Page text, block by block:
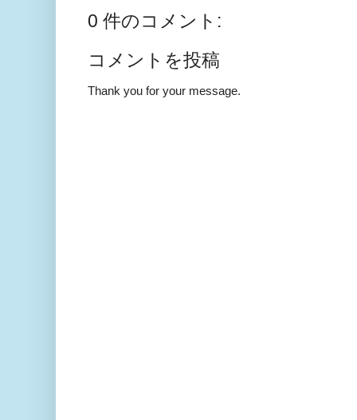
0 件のコメント:
コメントを投稿
Thank you for your message.